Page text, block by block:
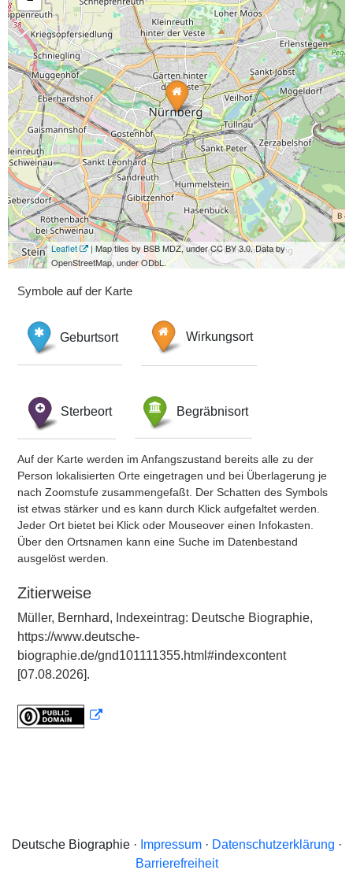
Leaflet
| Map tiles by BSB MDZ, under CC BY 3.0. Data by
OpenStreetMap, under ODbL.
Symbole auf der Karte
Geburtsort Wirkungsort
Sterbeort Begräbnisort
Auf der Karte werden im Anfangszustand bereits alle zu der
Person lokalisierten Orte eingetragen und bei Überlagerung je
nach Zoomstufe zusammengefaßt. Der Schatten des Symbols
ist etwas stärker und es kann durch Klick aufgefaltet werden.
Jeder Ort bietet bei Klick oder Mouseover einen Infokasten.
Über den Ortsnamen kann eine Suche im Datenbestand
ausgelöst werden.
Zitierweise
Müller, Bernhard, Indexeintrag: Deutsche Biographie,
https://www.deutsche-
biographie.de/gnd101111355.html#indexcontent
[07.08.2026].
Deutsche Biographie · Impressum· Datenschutzerklärung ·
Barrierefreiheit